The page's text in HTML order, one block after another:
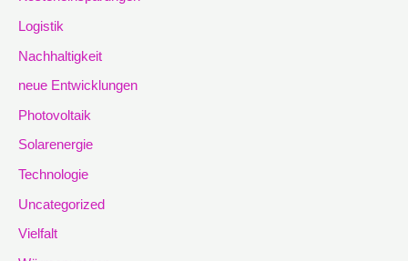
Logistik
Nachhaltigkeit
neue Entwicklungen
Photovoltaik
Solarenergie
Technologie
Uncategorized
Vielfalt